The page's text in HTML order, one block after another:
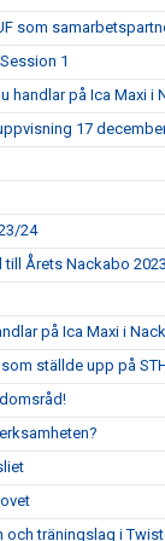
som
1
handlar på Ica Maxi i
17
24
till Årets Nackabo
på Ica Maxi i
ställde upp på
träningslag i